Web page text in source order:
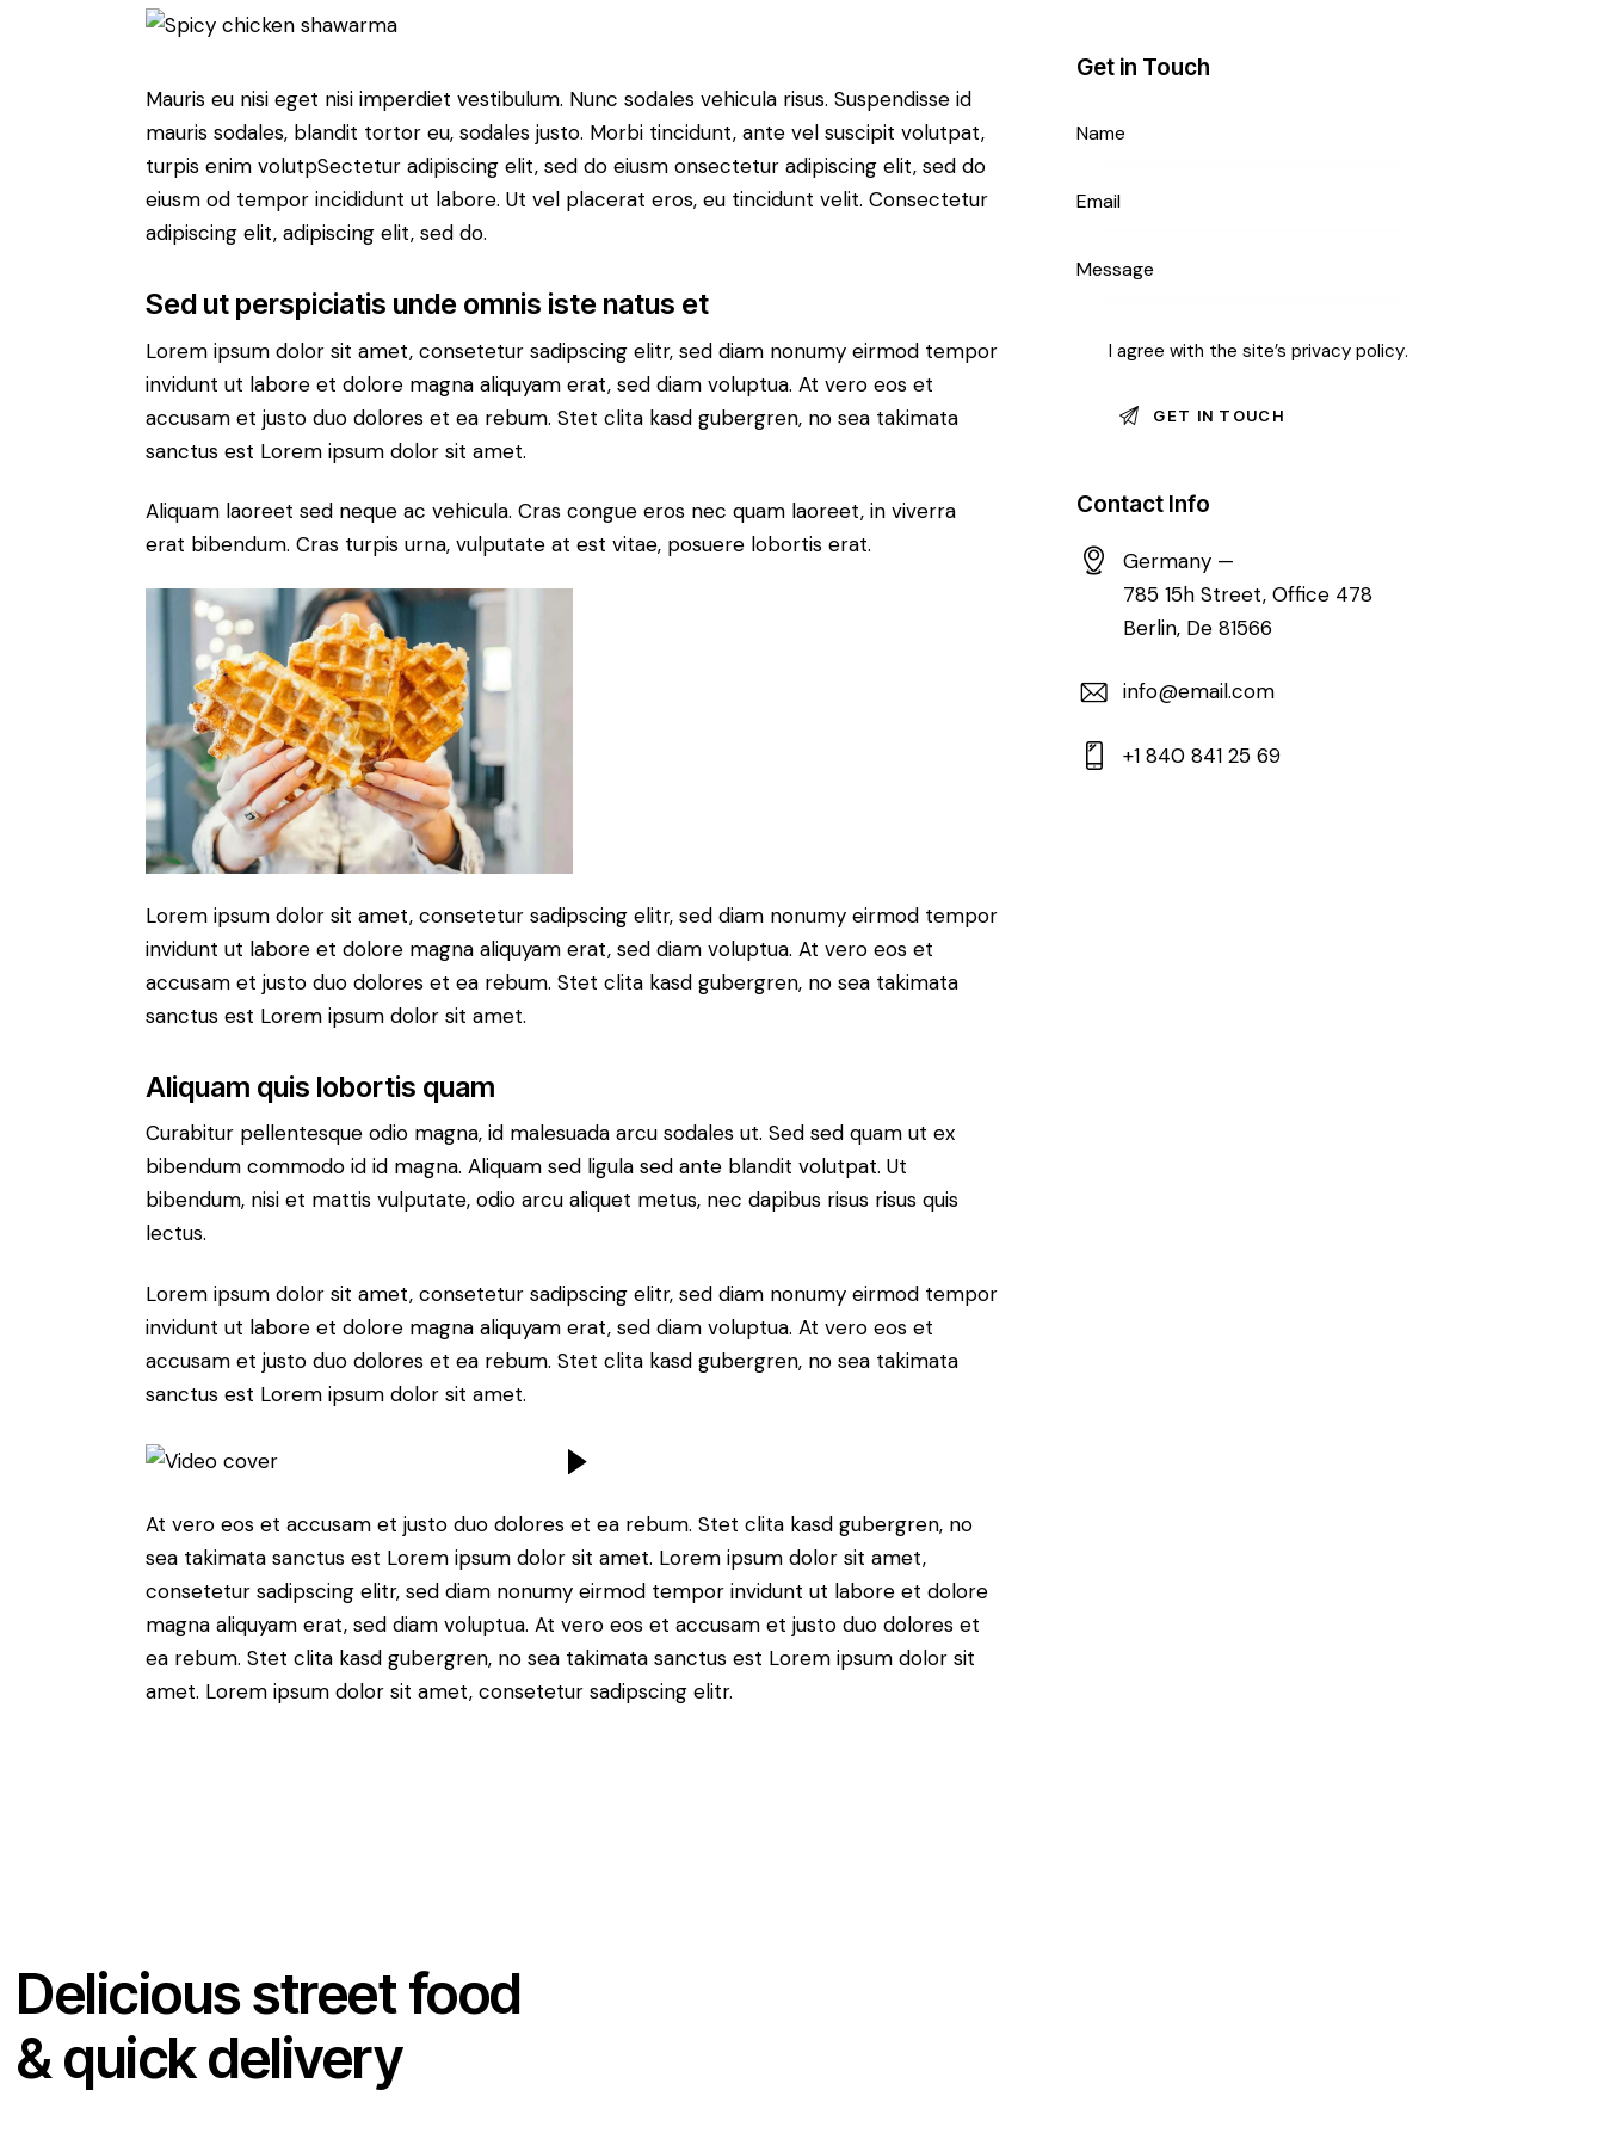
Mauris eu nisi eget nisi imperdiet vestibulum. Nunc sodales vehicula risus. Suspendisse id
mauris sodales, blandit tortor eu, sodales justo. Morbi tincidunt, ante vel suscipit volutpat,
turpis enim volutpSectetur adipiscing elit, sed do eiusm onsectetur adipiscing elit, sed do
eiusm od tempor incididunt ut labore. Ut vel placerat eros, eu tincidunt velit. Consectetur
adipiscing elit, adipiscing elit, sed do.
Sed ut perspiciatis unde omnis iste natus et
Lorem ipsum dolor sit amet, consetetur sadipscing elitr, sed diam nonumy eirmod tempor
invidunt ut labore et dolore magna aliquyam erat, sed diam voluptua. At vero eos et
accusam et justo duo dolores et ea rebum. Stet clita kasd gubergren, no sea takimata
sanctus est Lorem ipsum dolor sit amet.
Aliquam laoreet sed neque ac vehicula. Cras congue eros nec quam laoreet, in viverra
erat bibendum. Cras turpis urna, vulputate at est vitae, posuere lobortis erat.
Lorem ipsum dolor sit amet, consetetur sadipscing elitr, sed diam nonumy eirmod tempor
invidunt ut labore et dolore magna aliquyam erat, sed diam voluptua. At vero eos et
accusam et justo duo dolores et ea rebum. Stet clita kasd gubergren, no sea takimata
sanctus est Lorem ipsum dolor sit amet.
Aliquam quis lobortis quam
Curabitur pellentesque odio magna, id malesuada arcu sodales ut. Sed sed quam ut ex
bibendum commodo id id magna. Aliquam sed ligula sed ante blandit volutpat. Ut
bibendum, nisi et mattis vulputate, odio arcu aliquet metus, nec dapibus risus risus quis
lectus.
Lorem ipsum dolor sit amet, consetetur sadipscing elitr, sed diam nonumy eirmod tempor
invidunt ut labore et dolore magna aliquyam erat, sed diam voluptua. At vero eos et
accusam et justo duo dolores et ea rebum. Stet clita kasd gubergren, no sea takimata
sanctus est Lorem ipsum dolor sit amet.
At vero eos et accusam et justo duo dolores et ea rebum. Stet clita kasd gubergren, no
sea takimata sanctus est Lorem ipsum dolor sit amet. Lorem ipsum dolor sit amet,
consetetur sadipscing elitr, sed diam nonumy eirmod tempor invidunt ut labore et dolore
magna aliquyam erat, sed diam voluptua. At vero eos et accusam et justo duo dolores et
ea rebum. Stet clita kasd gubergren, no sea takimata sanctus est Lorem ipsum dolor sit
amet. Lorem ipsum dolor sit amet, consetetur sadipscing elitr.
Get in Touch
I agree with the site’sprivacy policy.
Contact Info
Germany —
785 15h Street, Office 478
Berlin, De 81566
info@email.com
+1 840 841 25 69
Delicious street food
& quick delivery